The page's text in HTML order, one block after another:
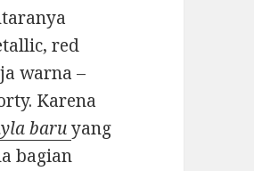
red
warna –
Karena
baru yang
bagian